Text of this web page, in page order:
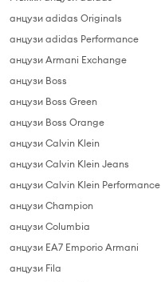
анцузи adidas Originals
анцузи adidas Performance
анцузи Armani Exchange
анцузи Boss
анцузи Boss Green
анцузи Boss Orange
анцузи Calvin Klein
анцузи Calvin Klein Jeans
анцузи Calvin Klein Performance
анцузи Champion
анцузи Columbia
анцузи EA7 Emporio Armani
анцузи Fila